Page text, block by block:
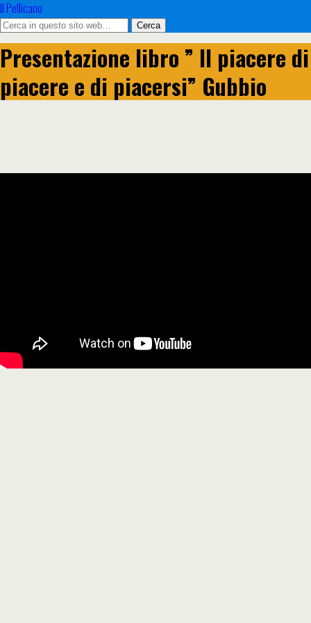
Il Pellicano
Presentazione libro ” Il piacere di
piacere e di piacersi” Gubbio